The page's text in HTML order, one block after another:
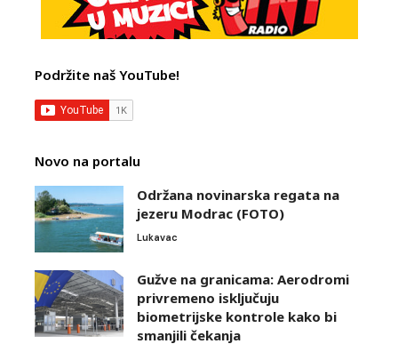
Podržite naš YouTube!
Novo na portalu
Održana novinarska regata na
jezeru Modrac (FOTO)
Lukavac
Gužve na granicama: Aerodromi
privremeno isključuju
biometrijske kontrole kako bi
smanjili čekanja